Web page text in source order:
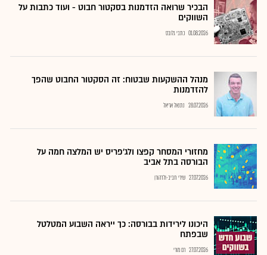
הבכיר שרואה הזדמנות בסקטור חבוט - ועוד כתבות על
השווקים
01.08.2026 כתבי גלובס
מנהל ההשקעות שבטוח: זה הסקטור החבוט שהפך
להזדמנות
28.07.2026 נתנאל אריאל
מחזורי המסחר קפצו ולג'פריס יש המלצה חמה על
הבורסה בתל אביב
27.07.2026 שירי חביב-ולדהורן
היכונו לירידות בבורסה: כך ייראה השבוע המטלטל
שבפתח
27.07.2026 רם מורי